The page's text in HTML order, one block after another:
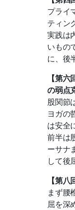
プライ
ティン
実践は
いもの
に、後
【第
の弱点
股関節
ヨガの
は安全
前半は
ーサナ
して後
【第
まず腰
屈を深